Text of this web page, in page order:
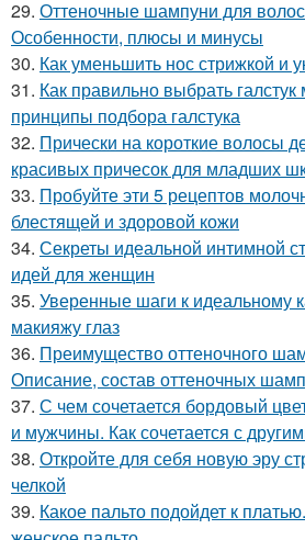
29. Оттеночные шампуни для
Особенности, плюсы и минусы
30. Как уменьшить нос стрижкой и
31. Как правильно выбрать
принципы подбора галстука
32. Прически на короткие волосы
красивых причесок для младших
33. Пробуйте эти 5 рецептов
блестящей и здоровой кожи
34. Секреты идеальной интимной
идей для женщин
35. Уверенные шаги к идеальному
макияжу глаз
36. Преимущество оттеночного
Описание, состав оттеночных
37. С чем сочетается бордовый
и мужчины. Как сочетается с
38. Откройте для себя новую эру
челкой
39. Какое пальто подойдет к